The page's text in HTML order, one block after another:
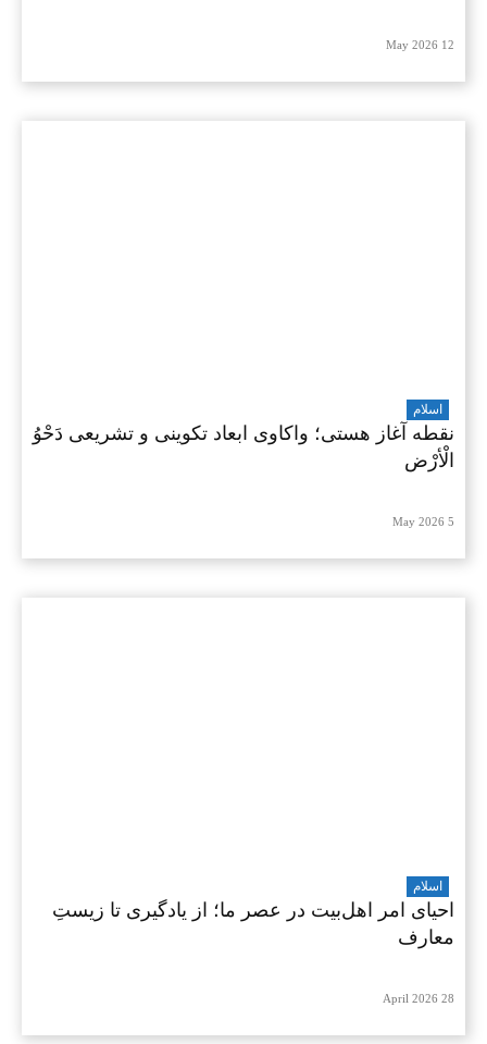
12 May 2026
اسلام
نقطه آغاز هستی؛ واکاوی ابعاد تکوینی و تشریعی دَحْوُ
الْأرْض
5 May 2026
اسلام
احیای امر اهل‌بیت در عصر ما؛ از یادگیری تا زیستِ
معارف
28 April 2026